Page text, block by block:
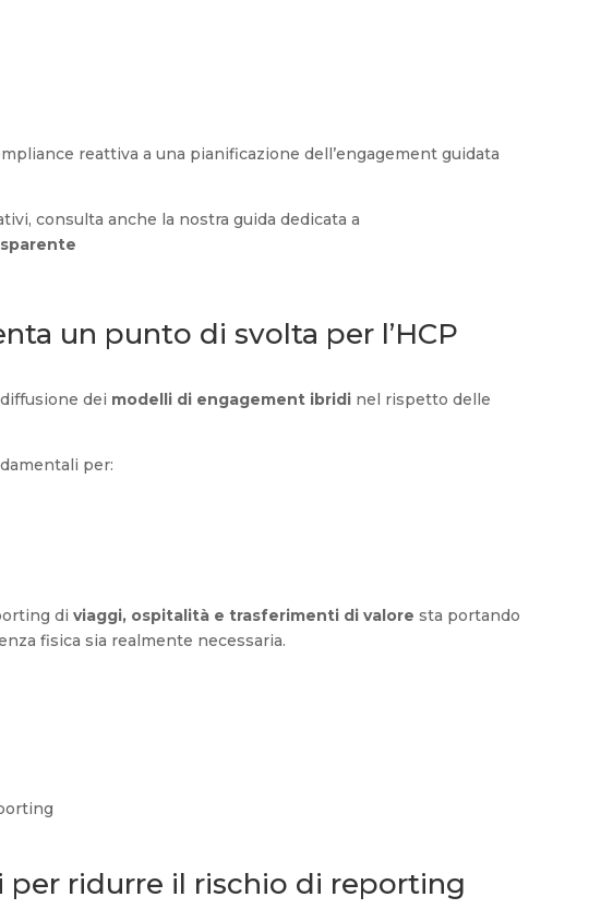
reattiva a una pianificazione dell’engagement guidata
consulta anche la nostra guida dedicata a
un punto di svolta per l’HCP
dei modelli di engagement ibridinel rispetto delle
per:
di viaggi, ospitalità e trasferimenti di valore sta portando
fisica sia realmente necessaria.
ridurre il rischio di reporting